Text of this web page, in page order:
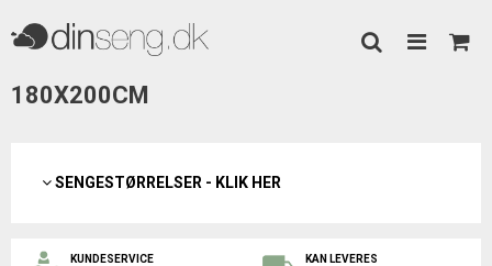
180X200CM
SENGESTØRRELSER - KLIK HER
KUNDESERVICE
KAN LEVERES